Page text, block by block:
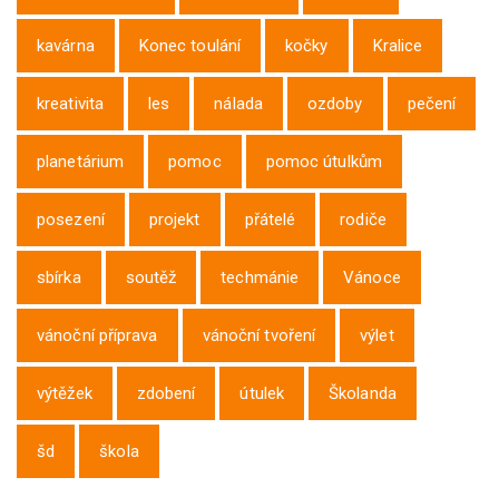
kavárna Konec toulání kočky Kralice
kreativita les nálada ozdoby pečení
planetárium pomoc pomoc útulkům
posezení projekt přátelé rodiče
sbírka soutěž techmánie Vánoce
vánoční příprava vánoční tvoření výlet
výtěžek zdobení útulek Školanda
šd škola